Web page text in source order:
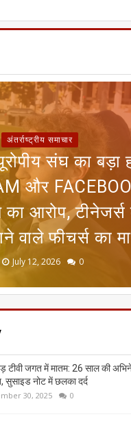
से ECI NET
चुनाव आयोग ने
मतदाताओं को
राहत
July 19, 2026 0
अंतर्राष्ट्रीय समाचार
संघ का बड़ा
और
आरोप,
वाले फीचर्स का
July 12, 2026 0
नहीं है तो क्या
जाएंगे?
फैसले को समझिए
July 03, 2026 0
नीनो का ब्रेक!
का अलर्ट, 8
कहर जारी
June 20, 2026 0
8 वैदेही तालाब
बहने से
खतरे में
May 13, 2026 0
टीवी जगत में मातम: 26 साल की
सुसाइड नोट में छलका दर्द
30, 2025 0